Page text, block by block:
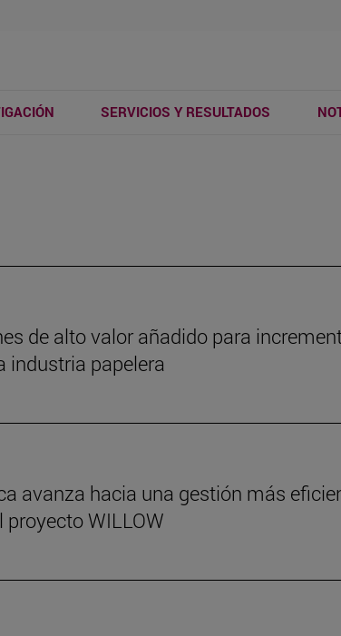
SERVICIOS Y RESULTADOS
de alto valor añadido para
industria papelera
avanza hacia una gestión más
proyecto WILLOW